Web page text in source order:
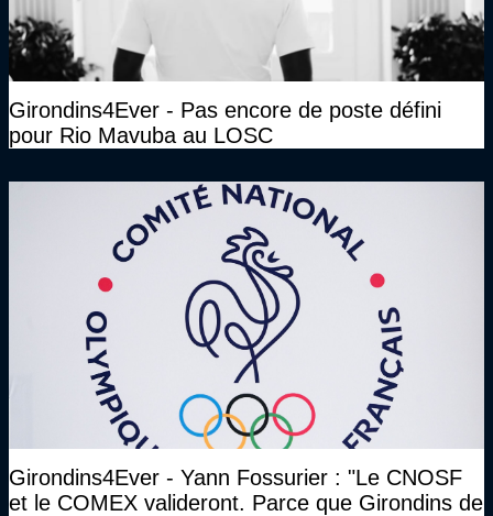
Girondins4Ever - Pas encore de poste défini
pour Rio Mavuba au LOSC
Girondins4Ever - Yann Fossurier : "Le CNOSF
et le COMEX valideront. Parce que Girondins de